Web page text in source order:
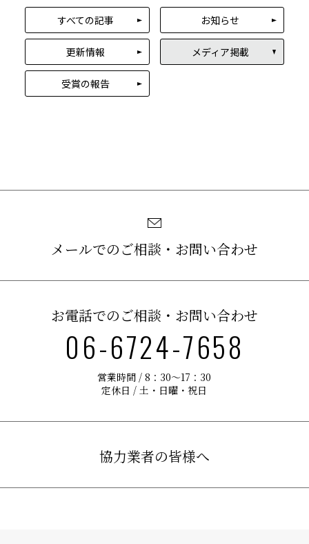
すべての記事 お知らせ
更新情報 メディア掲載
受賞の報告
メールでのご相談・お問い合わせ
お電話でのご相談・お問い合わせ
06-6724-7658
営業時間 / 8：30〜17：30
定休日 / 土・日曜・祝日
協力業者の皆様へ